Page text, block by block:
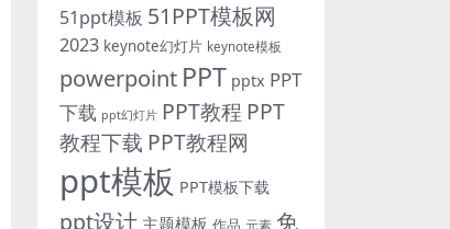
51ppt模板 51PPT模板网
2023 keynote幻灯片 keynote模板
powerpoint PPT pptx PPT
下载 ppt幻灯片 PPT教程 PPT
教程下载 PPT教程网
ppt模板 PPT模板下载
ppt设计 主题模板 作品 元素 免